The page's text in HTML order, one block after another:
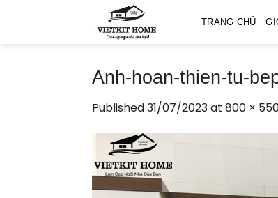
TRANG CHỦ
Anh-hoan-thien-tu-
Published31/07/2023at 800 ×